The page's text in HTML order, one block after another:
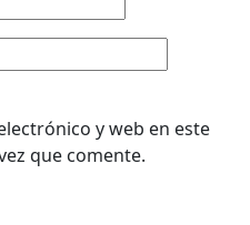
y web en este
que comente.